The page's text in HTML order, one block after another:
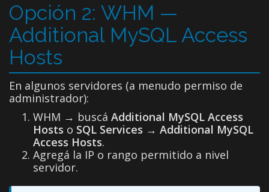
Opción 2: WHM —
Additional MySQL Access
Hosts
En algunos servidores (a menudo permiso de
administrador):
WHM → buscá Additional MySQL Access
Hosts o SQL Services → Additional MySQL
Access Hosts.
Agregá la IP o rango permitido a nivel
servidor.